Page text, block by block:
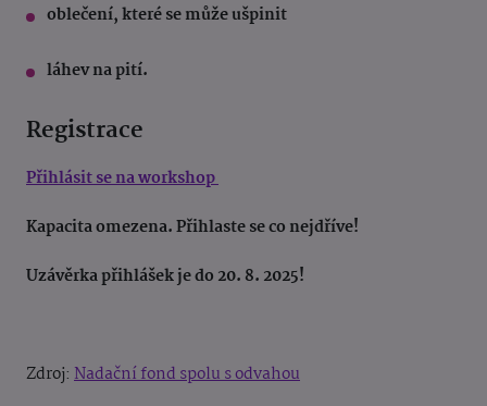
oblečení, které se může ušpinit
láhev na pití.
Registrace
Přihlásit se na workshop
Kapacita omezena. Přihlaste se co nejdříve!
Uzávěrka přihlášek je do 20. 8. 2025!
Zdroj: Nadační fond spolu s odvahou